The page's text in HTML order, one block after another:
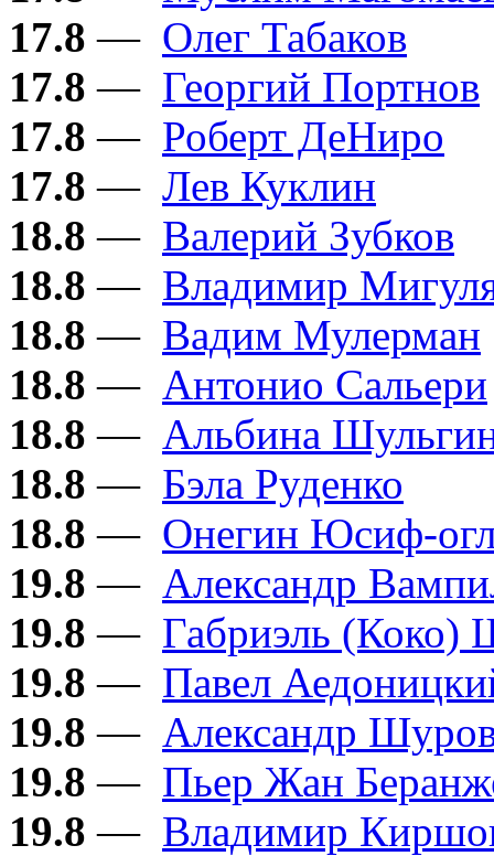
17.8 — Олег Табаков
17.8 — Георгий Портнов
17.8 — Роберт ДеНиро
17.8 — Лев Куклин
18.8 — Валерий Зубков
18.8 — Владимир
18.8 — Вадим Мулерман
18.8 — Антонио Сальери
18.8 — Альбина
18.8 — Бэла Руденко
18.8 — Онегин Юсиф-
19.8 — Александр
19.8 — Габриэль (Коко)
19.8 — Павел
19.8 — Александр
19.8 — Пьер Жан
19.8 — Владимир